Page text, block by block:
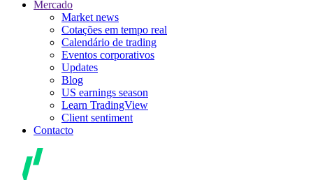
Mercado
Market news
Cotações em tempo real
Calendário de trading
Eventos corporativos
Updates
Blog
US earnings season
Learn TradingView
Client sentiment
Contacto